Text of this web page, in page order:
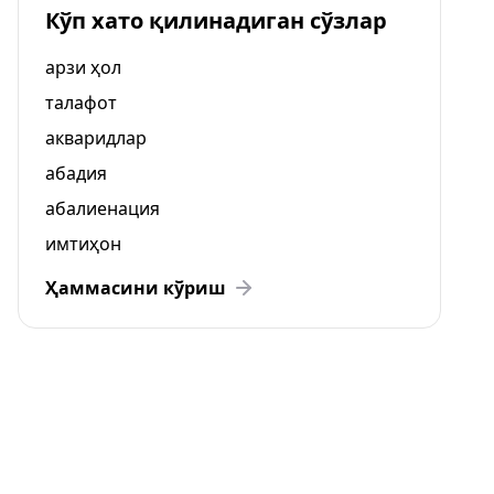
Кўп хато қилинадиган сўзлар
арзи ҳол
талафот
акваридлар
абадия
абалиенация
имтиҳон
Ҳаммасини кўриш